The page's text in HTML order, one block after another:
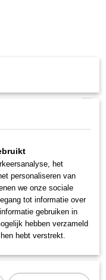
+ kabelverbinders
het
personaliseren van
we onze sociale
tot informatie over
gebruiken in
hebben verzameld
hebt verstrekt.